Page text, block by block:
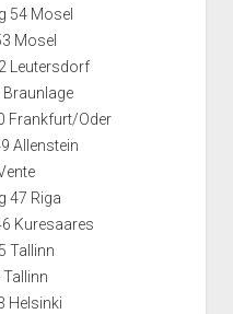
54 Mosel
Mosel
Leutersdorf
Frankfurt/Oder
Allenstein
47 Riga
Kuresaares
Tallinn
Helsinki